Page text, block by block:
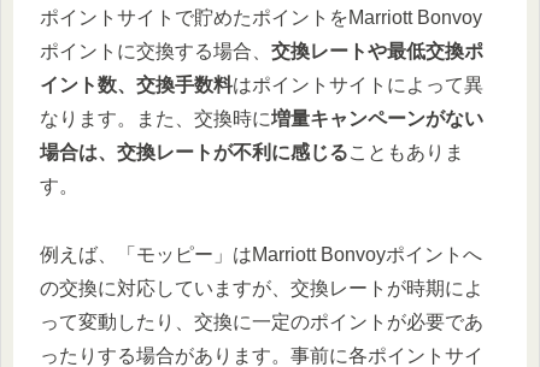
ポイントサイトで貯めたポイントをMarriott Bonvoy
ポイントに交換する場合、 交換レートや最低交換ポ
イント数、交換手数料はポイントサイトによって異
なります。また、交換時に増量キャンペーンがない
場合は、交換レートが不利に感じることもありま
す。
例えば、「モッピー」はMarriott Bonvoyポイントへ
の交換に対応していますが、交換レートが時期によ
って変動したり、交換に一定のポイントが必要であ
ったりする場合があります。事前に各ポイントサイ